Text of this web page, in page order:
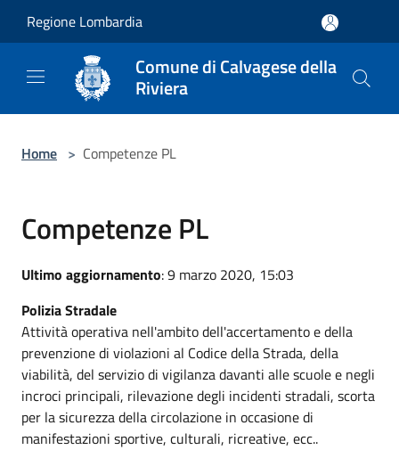
Regione Lombardia
Comune di Calvagese della
Riviera
Home > Competenze PL
Competenze PL
Ultimo aggiornamento: 9 marzo 2020, 15:03
Polizia Stradale
Attività operativa nell'ambito dell'accertamento e della
prevenzione di violazioni al Codice della Strada, della
viabilità, del servizio di vigilanza davanti alle scuole e negli
incroci principali, rilevazione degli incidenti stradali, scorta
per la sicurezza della circolazione in occasione di
manifestazioni sportive, culturali, ricreative, ecc..